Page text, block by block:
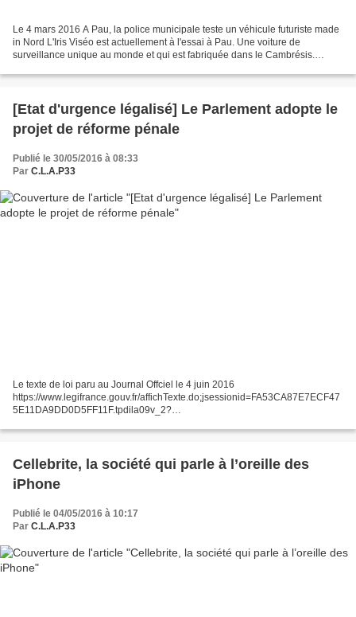
Le 4 mars 2016 A Pau, la police municipale teste un véhicule futuriste made
in Nord L'Iris Viséo est actuellement à l'essai à Pau. Une voiture de
surveillance unique au monde et qui est fabriquée dans le Cambrésis.
[Etat d'urgence légalisé] Le Parlement adopte le
projet de réforme pénale
Publié le 30/05/2016 à 08:33
Par C.L.A.P33
Le texte de loi paru au Journal Offciel le 4 juin 2016
https://www.legifrance.gouv.fr/affichTexte.do;jsessionid=FA53CA87E7ECF47
5E11DA9DD0D5FF11F.tpdila09v_2?
rieLien=id&idJO=JORFCONT000032627228...
Cellebrite, la société qui parle à l’oreille des
iPhone
Publié le 04/05/2016 à 10:17
Par C.L.A.P33